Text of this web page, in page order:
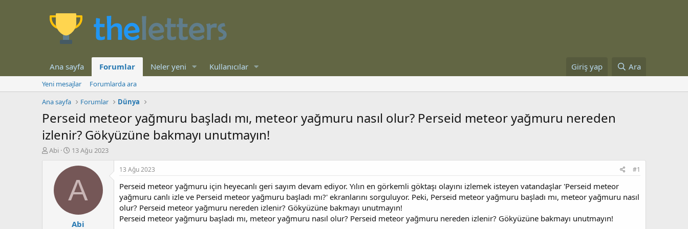
Ana sayfa Forumlar Neler yeni Kullanıcılar Giriş yap Ara
Yeni mesajlar
Forumlarda ara
Ana sayfa
Forumlar Dünya
Perseid meteor yağmuru başladı mı, meteor yağmuru nasıl olur? Perseid meteor yağmuru nereden
izlenir? Gökyüzüne bakmayı unutmayın!
K
Abi
B
ş
a
n
ı
ç
13 Ağu 2023
A
Abi
13 Ağu 2023 #1
Perseid meteor yağmuru için heyecanlı geri sayım devam ediyor. Yılın en görkemli göktaşı olayını izlemek isteyen vatandaşlar 'Perseid meteor
yağmuru canlı izle ve Perseid meteor yağmuru başladı mı?' ekranlarını sorguluyor. Peki, Perseid meteor yağmuru başladı mı, meteor yağmuru nasıl
olur? Perseid meteor yağmuru nereden izlenir? Gökyüzüne bakmayı unutmayın!
Perseid meteor yağmuru başladı mı, meteor yağmuru nasıl olur? Perseid meteor yağmuru nereden izlenir? Gökyüzüne bakmayı unutmayın!